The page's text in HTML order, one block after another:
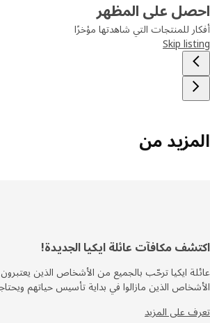
على المظهر
للمنتجات التي شاهدتها مؤخرًا
Skip
من
مكافآت عائلة ايكيا الجديدة!
ايكيا ترحّب بالجميع من الأشخاص الذين يعتبرون
الذين مازالوا في بداية تأسيس حياتهم ويحتاجون
على المزيد